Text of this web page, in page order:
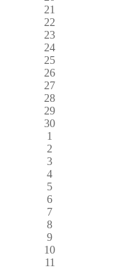
21
22
23
24
25
26
27
28
29
30
1
2
3
4
5
6
7
8
9
10
11